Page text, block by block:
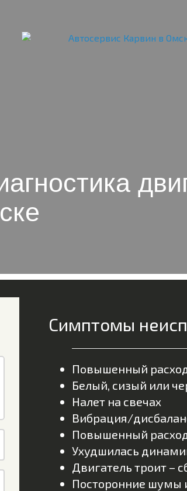
Симптомы
Повышенный
Белый, сизый или
Налет на свечах
Вибрация/
Повышенный
Ухудшилась
Двигатель троит –
Посторонние шумы